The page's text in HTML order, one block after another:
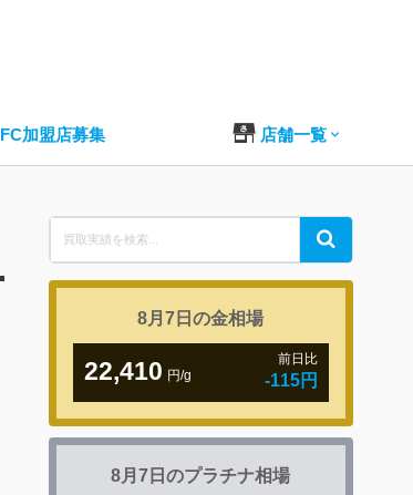
FC加盟店募集 店舗一覧
Search
for:
Search
8月7日の金相場
22,410 円/g
前日比
-115円
8月7日のプラチナ相場